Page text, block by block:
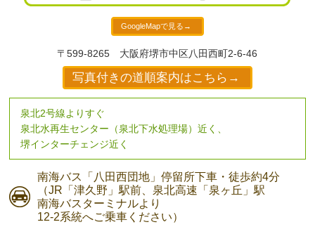
GoogleMapで見る→
〒599-8265 大阪府堺市中区八田西町2-6-46
写真付きの道順案内はこちら→
泉北2号線よりすぐ
泉北水再生センター（泉北下水処理場）近く、
堺インターチェンジ近く
南海バス 「八田西団地」停留所下車・徒歩約4分
（JR「津久野」駅前、 泉北高速「泉ヶ丘」駅
南海バスターミナルより
12-2系統へご乗車ください）